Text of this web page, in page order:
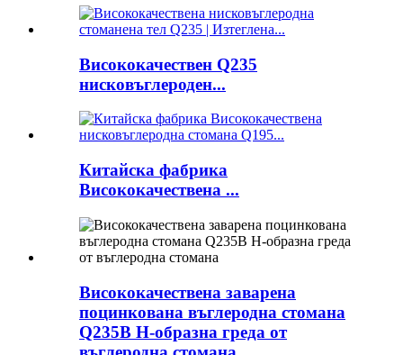
Висококачествен Q235
нисковъглероден...
Китайска фабрика
Висококачествена ...
Висококачествена заварена
поцинкована въглеродна стомана
Q235B H-образна греда от